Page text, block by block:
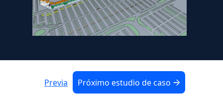
Previa Próximo estudio de caso